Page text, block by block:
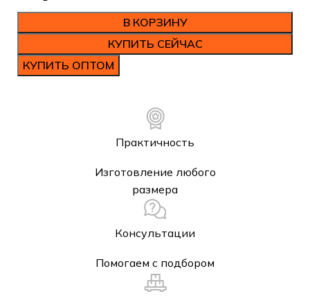
В КОРЗИНУ
КУПИТЬ СЕЙЧАС
КУПИТЬ ОПТОМ
Практичность
Изготовление любого
размера
Консультации
Помогаем с подбором